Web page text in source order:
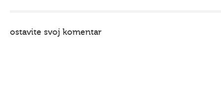
ostavite svoj komentar